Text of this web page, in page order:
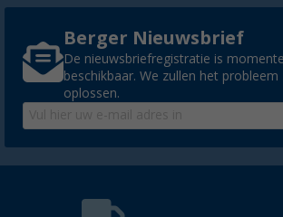
Berger Nieuwsbrief
De nieuwsbriefregistratie is
beschikbaar. We zullen het
oplossen.